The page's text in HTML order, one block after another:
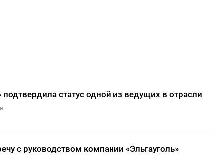
подтвердила статус одной из ведущих в отрасли
с руководством компании «Эльгауголь»